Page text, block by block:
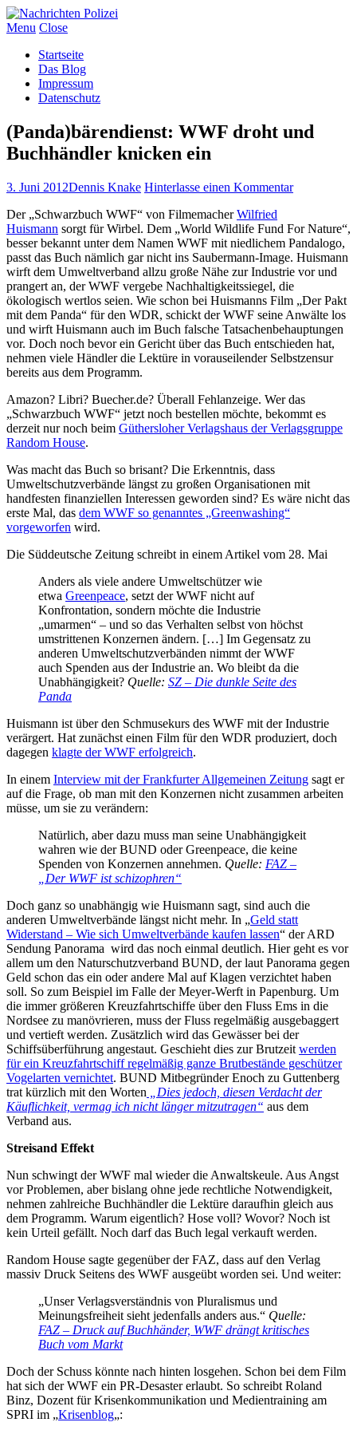
Menu Close
Startseite
Das Blog
Impressum
Datenschutz
(Panda)bärendienst: WWF droht und
Buchhändler knicken ein
3. Juni 2012Dennis Knake Hinterlasse einen Kommentar
Der „Schwarzbuch WWF“ von FilmemacherWilfried
Huismann sorgt für Wirbel. Dem „World Wildlife Fund For Nature“,
besser bekannt unter dem Namen WWF mit niedlichem Pandalogo,
passt das Buch nämlich gar nicht ins Saubermann-Image. Huismann
wirft dem Umweltverband allzu große Nähe zur Industrie vor und
prangert an, der WWF vergebe Nachhaltigkeitssiegel, die
ökologisch wertlos seien. Wie schon bei Huismanns Film „Der Pakt
mit dem Panda“ für den WDR, schickt der WWF seine Anwälte los
und wirft Huismann auch im Buch falsche Tatsachenbehauptungen
vor. Doch noch bevor ein Gericht über das Buch entschieden hat,
nehmen viele Händler die Lektüre in vorauseilender Selbstzensur
bereits aus dem Programm.
Amazon? Libri? Buecher.de? Überall Fehlanzeige. Wer das
„Schwarzbuch WWF“ jetzt noch bestellen möchte, bekommt es
derzeit nur noch beim Güthersloher Verlagshaus der Verlagsgruppe
Random House.
Was macht das Buch so brisant? Die Erkenntnis, dass
Umweltschutzverbände längst zu großen Organisationen mit
handfesten finanziellen Interessen geworden sind? Es wäre nicht das
erste Mal, das dem WWF so genanntes „Greenwashing“
vorgeworfen wird.
Die Süddeutsche Zeitung schreibt in einem Artikel vom 28. Mai
Anders als viele andere Umweltschützer wie
etwa Greenpeace, setzt der WWF nicht auf
Konfrontation, sondern möchte die Industrie
„umarmen“ – und so das Verhalten selbst von höchst
umstrittenen Konzernen ändern. […] Im Gegensatz zu
anderen Umweltschutzverbänden nimmt der WWF
auch Spenden aus der Industrie an. Wo bleibt da die
Unabhängigkeit? Quelle: SZ – Die dunkle Seite des
Panda
Huismann ist über den Schmusekurs des WWF mit der Industrie
verärgert. Hat zunächst einen Film für den WDR produziert, doch
dagegen klagte der WWF erfolgreich.
In einem Interview mit der Frankfurter Allgemeinen Zeitung sagt er
auf die Frage, ob man mit den Konzernen nicht zusammen arbeiten
müsse, um sie zu verändern:
Natürlich, aber dazu muss man seine Unabhängigkeit
wahren wie der BUND oder Greenpeace, die keine
Spenden von Konzernen annehmen. Quelle: FAZ –
„Der WWF ist schizophren“
Doch ganz so unabhängig wie Huismann sagt, sind auch die
anderen Umweltverbände längst nicht mehr. In „Geld statt
Widerstand – Wie sich Umweltverbände kaufen lassen“ der ARD
Sendung Panorama wird das noch einmal deutlich. Hier geht es vor
allem um den Naturschutzverband BUND, der laut Panorama gegen
Geld schon das ein oder andere Mal auf Klagen verzichtet haben
soll. So zum Beispiel im Falle der Meyer-Werft in Papenburg. Um
die immer größeren Kreuzfahrtschiffe über den Fluss Ems in die
Nordsee zu manövrieren, muss der Fluss regelmäßig ausgebaggert
und vertieft werden. Zusätzlich wird das Gewässer bei der
Schiffsüberführung angestaut. Geschieht dies zur Brutzeit werden
für ein Kreuzfahrtschiff regelmäßig ganze Brutbestände geschützer
Vogelarten vernichtet. BUND Mitbegründer Enoch zu Guttenberg
trat kürzlich mit den Worten „Dies jedoch, diesen Verdacht der
Käuflichkeit, vermag ich nicht länger mitzutragen“ aus dem
Verband aus.
Streisand Effekt
Nun schwingt der WWF mal wieder die Anwaltskeule. Aus Angst
vor Problemen, aber bislang ohne jede rechtliche Notwendigkeit,
nehmen zahlreiche Buchhändler die Lektüre daraufhin gleich aus
dem Programm. Warum eigentlich? Hose voll? Wovor? Noch ist
kein Urteil gefällt. Noch darf das Buch legal verkauft werden.
Random House sagte gegenüber der FAZ, dass auf den Verlag
massiv Druck Seitens des WWF ausgeübt worden sei. Und weiter:
„Unser Verlagsverständnis von Pluralismus und
Meinungsfreiheit sieht jedenfalls anders aus.“ Quelle:
FAZ – Druck auf Buchhänder, WWF drängt kritisches
Buch vom Markt
Doch der Schuss könnte nach hinten losgehen. Schon bei dem Film
hat sich der WWF ein PR-Desaster erlaubt. So schreibt Roland
Binz, Dozent für Krisenkommunikation und Medientraining am
SPRI im „Krisenblog„: